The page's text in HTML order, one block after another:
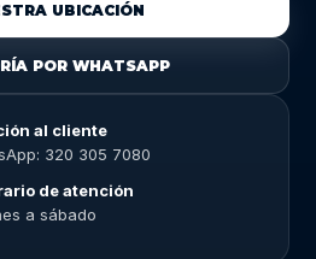
UBICACIÓN
POR WHATSAPP
al cliente
320 305 7080
de atención
a sábado